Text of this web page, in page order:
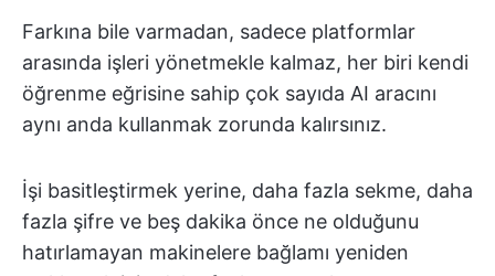
Farkına bile varmadan, sadece platformlar
arasında işleri yönetmekle kalmaz, her biri kendi
öğrenme eğrisine sahip çok sayıda AI aracını
aynı anda kullanmak zorunda kalırsınız.
İşi basitleştirmek yerine, daha fazla sekme, daha
fazla şifre ve beş dakika önce ne olduğunu
hatırlamayan makinelere bağlamı yeniden